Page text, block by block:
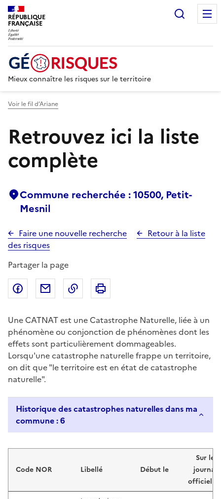
RÉPUBLIQUE
FRANÇAISE
Mieux connaître les risques sur le territoire
Voir le fil d’Ariane
Retrouvez ici la liste
complète
Commune recherchée : 10500, Petit-
Mesnil
Faire une nouvelle recherche
Retour à la liste
des risques
Partager la page
Partager sur Facebook
Partager par emailCopier dans le presse-papier
Une CATNAT est une Catastrophe Naturelle, liée à un
phénomène ou conjonction de phénomènes dont les
effets sont particulièrement dommageables.
Lorsqu'une catastrophe naturelle frappe un territoire,
on dit que "le territoire est en état de catastrophe
naturelle".
Historique des catastrophes naturelles dans ma
commune : 6
Code NOR Libellé Début le
Sur le
journal
officiel